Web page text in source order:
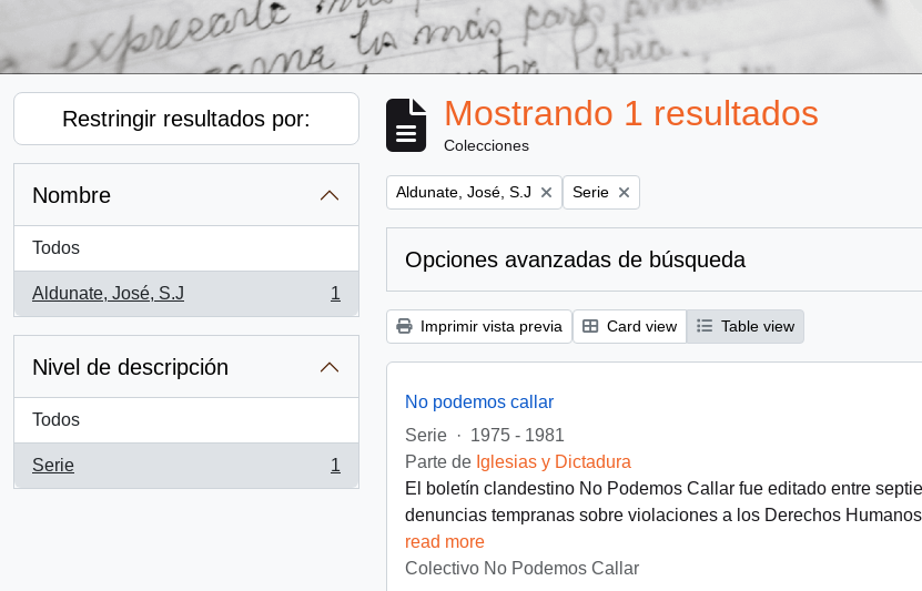
Restringir resultados por:
Nombre
Todos
Aldunate, José, S.J
, 1 resultados
1
Nivel de descripción
Todos
Serie
, 1 resultados
1
Mostrando 1 resultados
Colecciones
Remove filter:
Aldunate, José, S.J Remove filter:
Serie
Opciones avanzadas de búsqueda
Imprimir vista previa Card view Table view
No podemos callar
Serie · 1975 - 1981
Parte de Iglesias y Dictadura
El boletín clandestino No Podemos Callar fue editado entre
denuncias tempranas sobre violaciones a los Derechos
read more
Colectivo No Podemos Callar